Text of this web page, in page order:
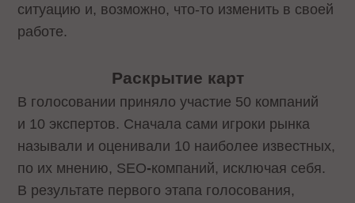
ситуацию и, возможно, что-то изменить в своей
работе.
Раскрытие карт
В голосовании приняло участие 50 компаний
и 10 экспертов. Сначала сами игроки рынка
называли и оценивали 10 наиболее известных,
по их мнению, SEO-компаний, исключая себя.
В результате первого этапа голосования,